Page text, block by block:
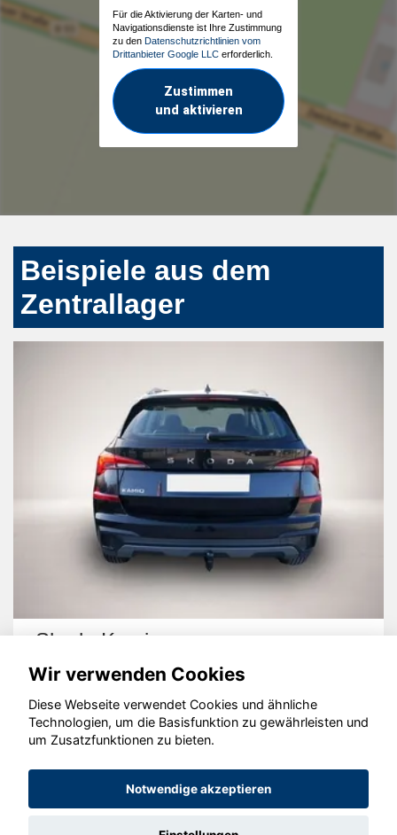
Für die Aktivierung der Karten- und
Navigationsdienste ist Ihre Zustimmung
zu den Datenschutzrichtlinien vom
Drittanbieter Google LLC erforderlich.
Zustimmen
und aktivieren
Beispiele aus dem
Zentrallager
Skoda Kamiq
© konjunkturmotor.de GmbH 2020 - 2026
Wir verwenden Cookies
Diese Webseite verwendet Cookies und ähnliche
Technologien, um die Basisfunktion zu gewährleisten und
um Zusatzfunktionen zu bieten.
Notwendige akzeptieren